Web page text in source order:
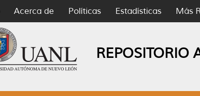
Acerca de Políticas Estadísticas Más
REPOSITORIO